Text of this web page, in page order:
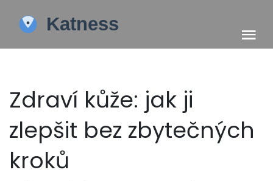
Zdraví kůže: jak ji
zlepšit bez zbytečných
kroků